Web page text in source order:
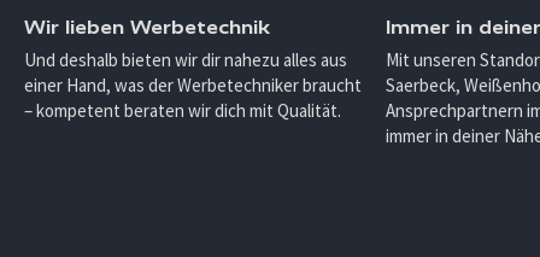
Wir lieben Werbetechnik
Und deshalb bieten wir dir nahezu alles aus
einer Hand, was der Werbetechniker braucht
– kompetent beraten wir dich mit Qualität.
Immer in
Mit unseren
Saerbeck,
Ansprechpartnern
immer in deiner